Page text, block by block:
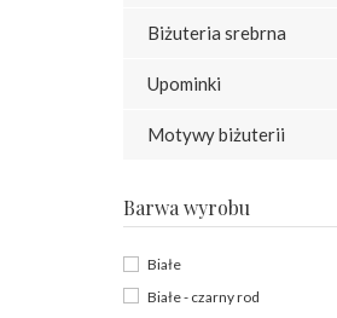
Biżuteria srebrna
Upominki
Motywy biżuterii
Barwa wyrobu
Białe
Białe - czarny rod